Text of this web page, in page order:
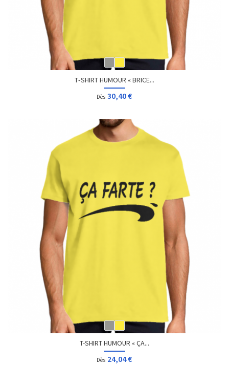
T‑SHIRT HUMOUR « BRICE...
Dès30,40 €
T-SHIRT HUMOUR « ÇA...
Dès24,04 €